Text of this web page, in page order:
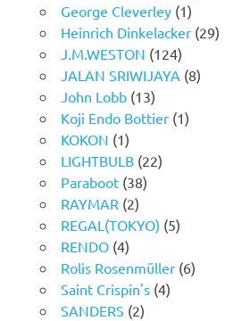
George Cleverley(1)
Heinrich Dinkelacker(29)
J.M.WESTON (124)
JALAN SRIWIJAYA (8)
John Lobb(13)
Koji Endo Bottier(1)
KOKON (1)
LIGHTBULB(22)
Paraboot(38)
RAYMAR (2)
REGAL(TOKYO) (5)
RENDO(4)
Rolis Rosenmüller(6)
Saint Crispin's(4)
SANDERS (2)